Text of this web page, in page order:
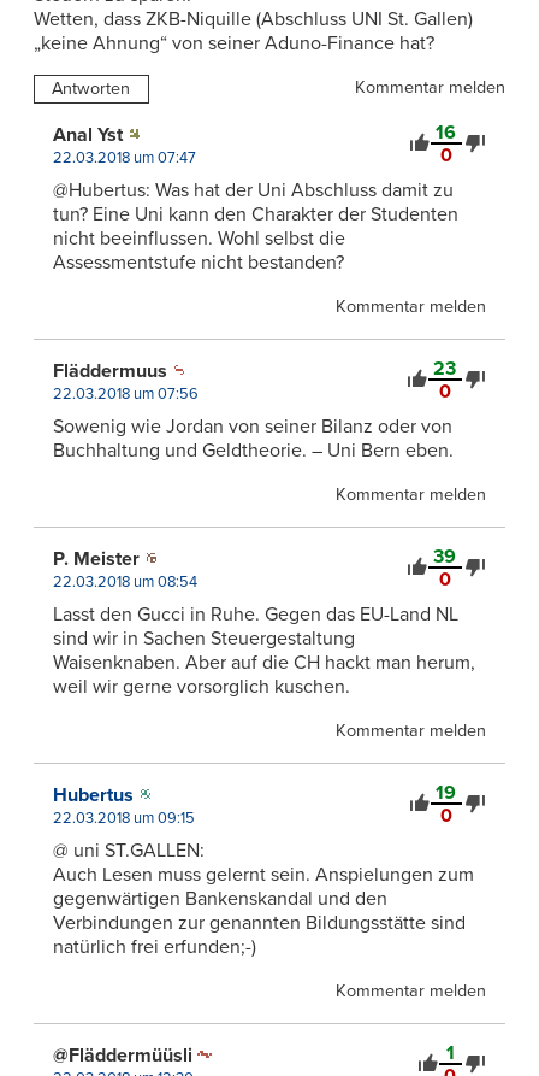
Wetten, dass ZKB-Niquille (Abschluss UNI St. Gallen)
„keine Ahnung“ von seiner Aduno-Finance hat?
Antworten Kommentar melden
16
0
Anal Yst
22.03.2018 um 07:47
@Hubertus: Was hat der Uni Abschluss damit zu
tun? Eine Uni kann den Charakter der Studenten
nicht beeinflussen. Wohl selbst die
Assessmentstufe nicht bestanden?
Kommentar melden
23
0
Fläddermuus
22.03.2018 um 07:56
Sowenig wie Jordan von seiner Bilanz oder von
Buchhaltung und Geldtheorie. – Uni Bern eben.
Kommentar melden
39
0
P. Meister
22.03.2018 um 08:54
Lasst den Gucci in Ruhe. Gegen das EU-Land NL
sind wir in Sachen Steuergestaltung
Waisenknaben. Aber auf die CH hackt man herum,
weil wir gerne vorsorglich kuschen.
Kommentar melden
19
0
Hubertus
22.03.2018 um 09:15
@ uni ST.GALLEN:
Auch Lesen muss gelernt sein. Anspielungen zum
gegenwärtigen Bankenskandal und den
Verbindungen zur genannten Bildungsstätte sind
natürlich frei erfunden;-)
Kommentar melden
1
@Fläddermüüsli